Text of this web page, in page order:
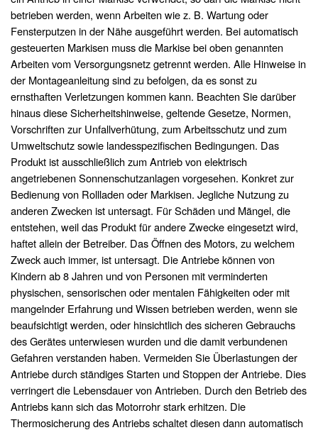
betrieben werden, wenn Arbeiten wie z. B. Wartung oder
Fensterputzen in der Nähe ausgeführt werden. Bei automatisch
gesteuerten Markisen muss die Markise bei oben genannten
Arbeiten vom Versorgungsnetz getrennt werden. Alle Hinweise in
der Montageanleitung sind zu befolgen, da es sonst zu
ernsthaften Verletzungen kommen kann. Beachten Sie darüber
hinaus diese Sicherheitshinweise, geltende Gesetze, Normen,
Vorschriften zur Unfallverhütung, zum Arbeitsschutz und zum
Umweltschutz sowie landesspezifischen Bedingungen. Das
Produkt ist ausschließlich zum Antrieb von elektrisch
angetriebenen Sonnenschutzanlagen vorgesehen. Konkret zur
Bedienung von Rollladen oder Markisen. Jegliche Nutzung zu
anderen Zwecken ist untersagt. Für Schäden und Mängel, die
entstehen, weil das Produkt für andere Zwecke eingesetzt wird,
haftet allein der Betreiber. Das Öffnen des Motors, zu welchem
Zweck auch immer, ist untersagt. Die Antriebe können von
Kindern ab 8 Jahren und von Personen mit verminderten
physischen, sensorischen oder mentalen Fähigkeiten oder mit
mangelnder Erfahrung und Wissen betrieben werden, wenn sie
beaufsichtigt werden, oder hinsichtlich des sicheren Gebrauchs
des Gerätes unterwiesen wurden und die damit verbundenen
Gefahren verstanden haben. Vermeiden Sie Überlastungen der
Antriebe durch ständiges Starten und Stoppen der Antriebe. Dies
verringert die Lebensdauer von Antrieben. Durch den Betrieb des
Antriebs kann sich das Motorrohr stark erhitzen. Die
Thermosicherung des Antriebs schaltet diesen dann automatisch